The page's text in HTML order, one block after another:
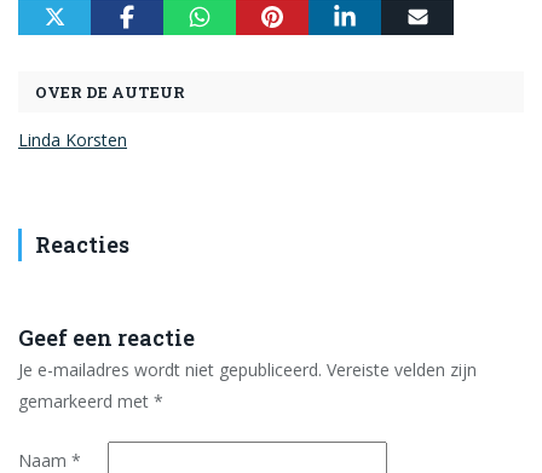
OVER DE AUTEUR
Linda Korsten
Reacties
Geef een reactie
Je e-mailadres wordt niet gepubliceerd. Vereiste velden zijn
gemarkeerd met *
Naam *